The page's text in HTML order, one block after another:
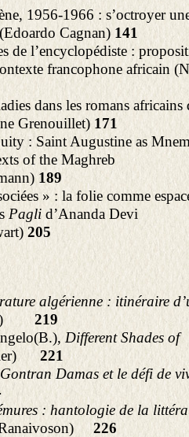
1956-1966 : s’octroyer
Cagnan) 141
de l’encyclopédiste :
francophone africain
dans les romans africains
Grenouillet) 171
: Saint Augustine as
of the Maghreb
189
» : la folie comme
Paglid’Ananda Devi
205
algérienne : itinéraire
219
Different Shades of
221
Damas et le défi de
: hantologie de la
226